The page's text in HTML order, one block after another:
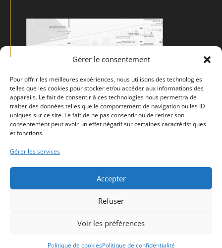
Gérer le consentement
Pour offrir les meilleures expériences, nous utilisons des technologies
telles que les cookies pour stocker et/ou accéder aux informations des
appareils. Le fait de consentir à ces technologies nous permettra de
traiter des données telles que le comportement de navigation ou les ID
uniques sur ce site. Le fait de ne pas consentir ou de retirer son
consentement peut avoir un effet négatif sur certaines caractéristiques
et fonctions.
Gérer les services
Accepter
Refuser
Voir les préférences
Politique de cookiesPolitique de confidentialité
Mentions légales
Politique de cookies (UE)
WordPress